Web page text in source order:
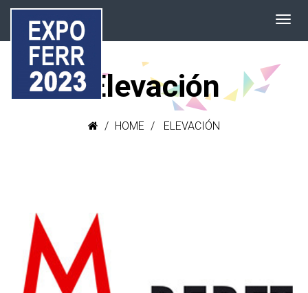
Elevación
HOME ELEVACIÓN